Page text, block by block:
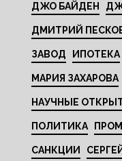
ДЖО БАЙДЕН
ДМИТРИЙ
ЗАВОД ИПОТЕКА
МАРИЯ ЗАХАРОВА
НАУЧНЫЕ
ПОЛИТИКА
САНКЦИИ